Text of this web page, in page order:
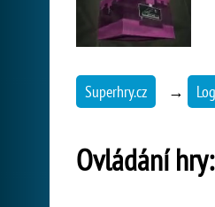
Superhry.cz →
Ovládání hry: